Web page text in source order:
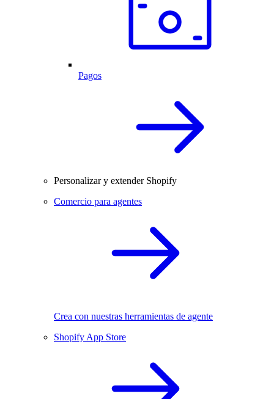
Pagos
Personalizar y extender Shopify
Comercio para agentes
Crea con nuestras herramientas de agente
Shopify App Store